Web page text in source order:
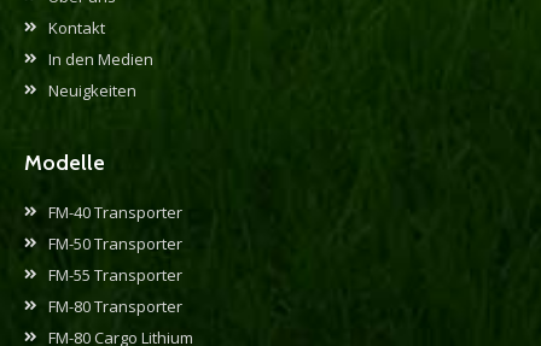
Kontakt
In den Medien
Neuigkeiten
Modelle
FM-40 Transporter
FM-50 Transporter
FM-55 Transporter
FM-80 Transporter
FM-80 Cargo Lithium